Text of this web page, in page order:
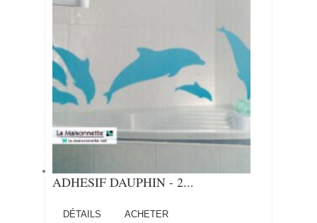
ADHESIF DAUPHIN - 2...
DÉTAILS ACHETER